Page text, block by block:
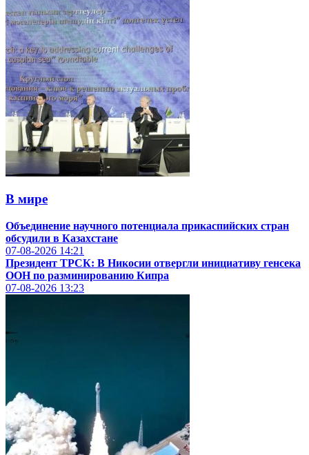
В мире
Объединение научного потенциала прикаспийских стран
обсудили в Казахстане
07-08-2026 14:21
Президент ТРСК: В Никосии отвергли инициативу генсека
ООН по разминированию Кипра
07-08-2026 13:23